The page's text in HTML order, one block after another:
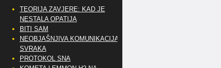
TEORIJA ZAVJERE: KAD JE
NESTALA OPATIJA
BITI SAM
NEOBJAŠNJIVA KOMUNIKACIJA
SVRAKA
PROTOKOL SNA